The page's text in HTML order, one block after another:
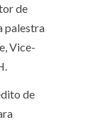
de
palestra
Vice-
de